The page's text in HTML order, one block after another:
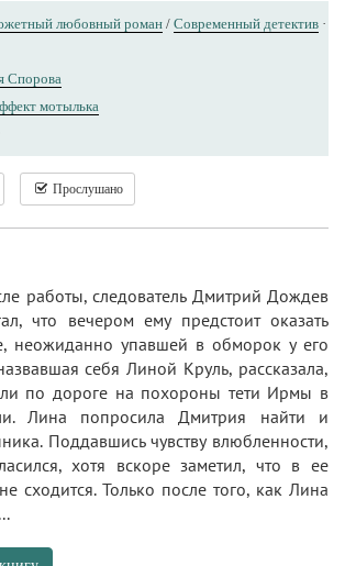
любовный роман / Современный детектив ·
Спорова
мотылька
Прослушано
работы, следователь Дмитрий Дождев
что вечером ему предстоит оказать
неожиданно упавшей в обморок у его
себя Линой Круль, рассказала,
по дороге на похороны тети Ирмы в
Лина попросила Дмитрия найти и
Поддавшись чувству влюбленности,
хотя вскоре заметил, что в ее
сходится. Только после того, как Лина